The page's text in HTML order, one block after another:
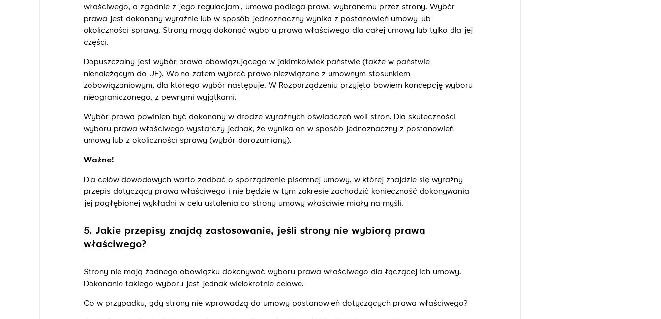
właściwego, a zgodnie z jego regulacjami, umowa podlega prawu wybranemu przez strony. Wybór
prawa jest dokonany wyraźnie lub w sposób jednoznaczny wynika z postanowień umowy lub
okoliczności sprawy. Strony mogą dokonać wyboru prawa właściwego dla całej umowy lub tylko dla jej
części.
Dopuszczalny jest wybór prawa obowiązującego w jakimkolwiek państwie (także w państwie
nienależącym do UE). Wolno zatem wybrać prawo niezwiązane z umownym stosunkiem
zobowiązaniowym, dla którego wybór następuje. W Rozporządzeniu przyjęto bowiem koncepcję wyboru
nieograniczonego, z pewnymi wyjątkami.
Wybór prawa powinien być dokonany w drodze wyraźnych oświadczeń woli stron. Dla skuteczności
wyboru prawa właściwego wystarczy jednak, że wynika on w sposób jednoznaczny z postanowień
umowy lub z okoliczności sprawy (wybór dorozumiany).
Ważne!
Dla celów dowodowych warto zadbać o sporządzenie pisemnej umowy, w której znajdzie się wyraźny
przepis dotyczący prawa właściwego i nie będzie w tym zakresie zachodzić konieczność dokonywania
jej pogłębionej wykładni w celu ustalenia co strony umowy właściwie miały na myśli.
5. Jakie przepisy znajdą zastosowanie, jeśli strony nie wybiorą prawa
właściwego?
Strony nie mają żadnego obowiązku dokonywać wyboru prawa właściwego dla łączącej ich umowy.
Dokonanie takiego wyboru jest jednak wielokrotnie celowe.
Co w przypadku, gdy strony nie wprowadzą do umowy postanowień dotyczących prawa właściwego?